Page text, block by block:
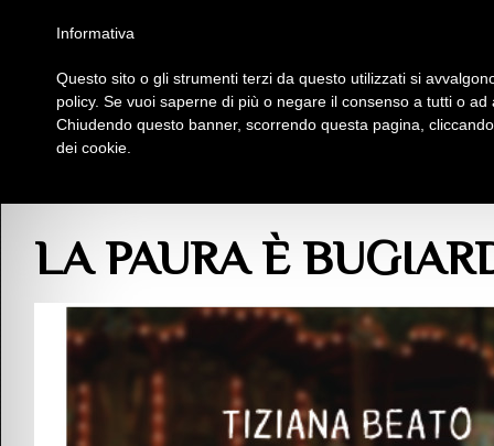
Insieme Per La Cultura
LA PAURA È
Informativa
Questo sito o gli strumenti terzi da questo utilizzati si
policy. Se vuoi saperne di più o negare il consenso a tutti o
Chiudendo questo banner, scorrendo questa pagina,
dei cookie.